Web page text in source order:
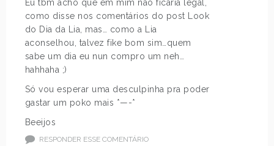
Eu tbm acho que em mim não ficaria legal,
como disse nos comentários do post Look
do Dia da Lia, mas… como a Lia
aconselhou, talvez fike bom sim…quem
sabe um dia eu nun compro um neh…
hahhaha ;)
Só vou esperar uma desculpinha pra poder
gastar um poko mais *—-*
Beeijos
RESPONDER ESSE COMENTÁRIO